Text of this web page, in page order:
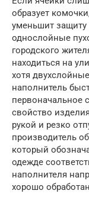
образует
уменьшит защиту
однослойные
городского
находиться на
хотя
наполнитель
первоначальное
свойство
рукой и резко
производитель
который
одежде
наполнителя
хорошо